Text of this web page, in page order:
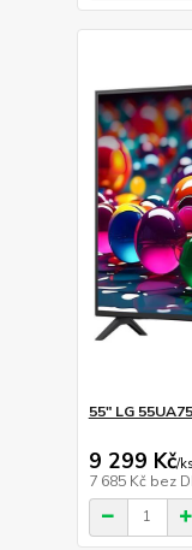
55" LG
9 299 Kč/ks
7 685 Kč bez